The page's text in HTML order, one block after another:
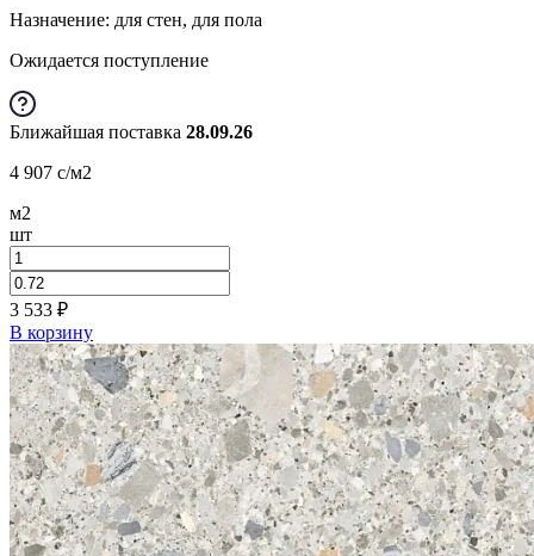
Назначение: для стен, для пола
Ожидается поступление
Ближайшая поставка 28.09.26
4 907 c/м2
м2
шт
3 533 ₽
В корзину